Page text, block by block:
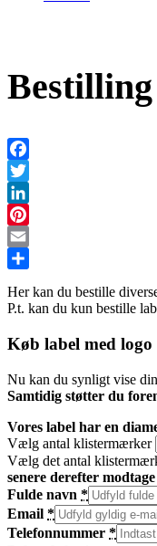
Bestilling
Facebook
Twitter
LinkedIn
Pinterest
Email
Her kan du bestille
P.t. kan du kun bestille
Køb label med
Nu kan du synligt vise
Samtidig støtter du
Vores label har en
Vælg antal klistermærker
Vælg det antal
senere derefter
Fulde navn *
Email *
Telefonnummer *